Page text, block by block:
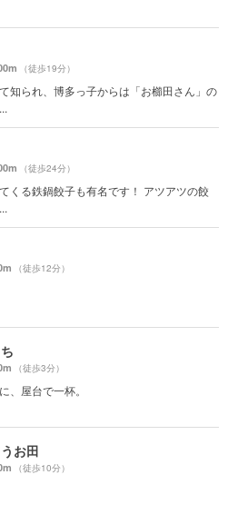
（徒歩19分）
知られ、博多っ子からは「お櫛田さん」の
（徒歩24分）
くる鉄鍋餃子も有名です！ アツアツの餃
（徒歩12分）
（徒歩3分）
、屋台で一杯。
お田
（徒歩10分）